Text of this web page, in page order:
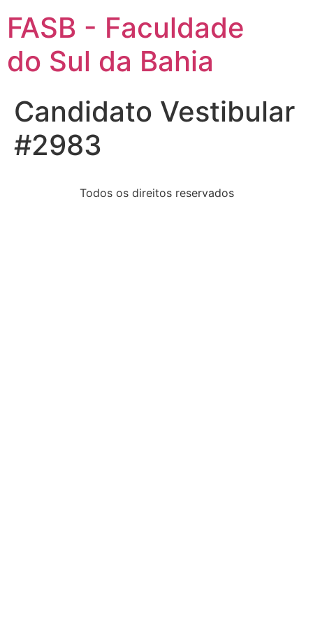
FASB - Faculdade
do Sul da Bahia
Candidato Vestibular
#2983
Todos os direitos reservados